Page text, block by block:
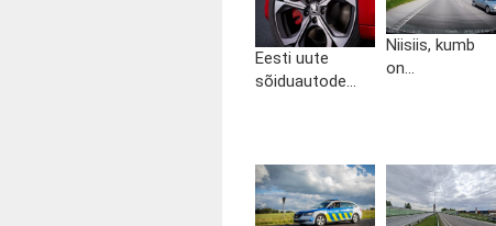
Eesti uute
sõiduautode...
Niisiis, kumb
on...